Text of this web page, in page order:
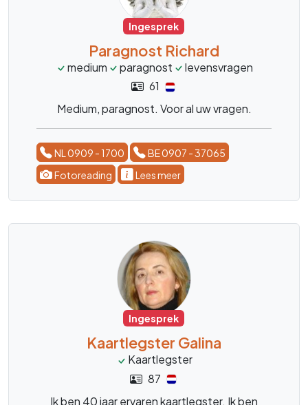
Ingesprek
Paragnost Richard
medium paragnost
levensvragen
61
Medium, paragnost. Voor al uw vragen.
NL 0909 - 1700
BE 0907 - 37065
Fotoreading
Lees meer
Ingesprek
Kaartlegster Galina
Kaartlegster
87
Ik ben 40 jaar ervaren kaartlegster. Ik ben